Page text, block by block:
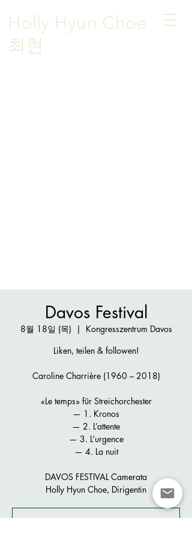
Holly Hyun Choe
​최현
Davos Festival
8월 18일 (목)
  |
Kongresszentrum Davos
Liken, teilen & followen!
Caroline Charrière (1960 – 2018)
«Le temps» für Streichorchester
— 1. Kronos
— 2. L’attente
— 3. L’urgence
— 4. La nuit
DAVOS FESTIVAL Camerata
Holly Hyun Choe, Dirigentin